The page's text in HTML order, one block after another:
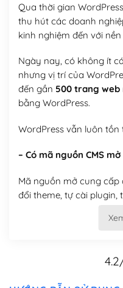
Qua thời gian
thu hút các doanh
kinh nghiệm đến với
Ngày nay, có không ít
nhưng vị trí của
đến gần 500 trang web
bằng WordPress.
WordPress vẫn luôn
– Có mã nguồn CMS mở
Mã nguồn mở cung
đổi theme, tự cài